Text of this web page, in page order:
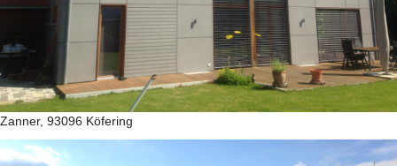
Zanner, 93096 Köfering